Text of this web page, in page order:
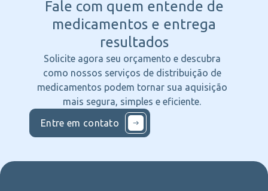
Fale com quem entende de
medicamentos e entrega
resultados
Solicite agora seu orçamento e descubra
como nossos serviços de distribuição de
medicamentos podem tornar sua aquisição
mais segura, simples e eficiente.
Entre em contato